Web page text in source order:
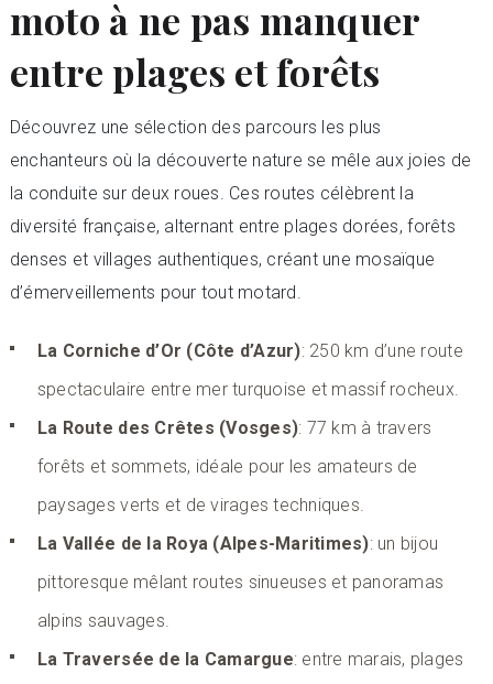
moto à ne pas manquer
entre plages et forêts
Découvrez une sélection des parcours les plus
enchanteurs où la découverte nature se mêle aux joies de
la conduite sur deux roues. Ces routes célèbrent la
diversité française, alternant entre plages dorées, forêts
denses et villages authentiques, créant une mosaïque
d’émerveillements pour tout motard.
La Corniche d’Or (Côte d’Azur): 250 km d’une route
spectaculaire entre mer turquoise et massif rocheux.
La Route des Crêtes (Vosges): 77 km à travers
forêts et sommets, idéale pour les amateurs de
paysages verts et de virages techniques.
La Vallée de la Roya (Alpes-Maritimes): un bijou
pittoresque mêlant routes sinueuses et panoramas
alpins sauvages.
La Traversée de la Camargue: entre marais, plages